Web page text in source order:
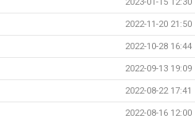
2022-11-20 21:50
2022-10-28 16:44
2022-09-13 19:09
2022-08-22 17:41
2022-08-16 12:00